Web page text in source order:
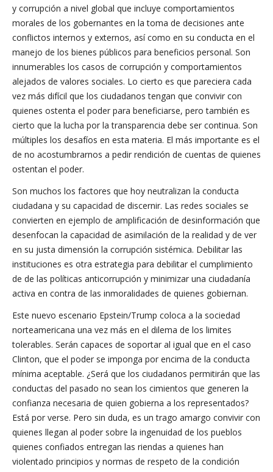
y corrupción a nivel global que incluye comportamientos
morales de los gobernantes en la toma de decisiones ante
conflictos internos y externos, así como en su conducta en el
manejo de los bienes públicos para beneficios personal. Son
innumerables los casos de corrupción y comportamientos
alejados de valores sociales. Lo cierto es que pareciera cada
vez más difícil que los ciudadanos tengan que convivir con
quienes ostenta el poder para beneficiarse, pero también es
cierto que la lucha por la transparencia debe ser continua. Son
múltiples los desafíos en esta materia. El más importante es el
de no acostumbrarnos a pedir rendición de cuentas de quienes
ostentan el poder.
Son muchos los factores que hoy neutralizan la conducta
ciudadana y su capacidad de discernir. Las redes sociales se
convierten en ejemplo de amplificación de desinformación que
desenfocan la capacidad de asimilación de la realidad y de ver
en su justa dimensión la corrupción sistémica. Debilitar las
instituciones es otra estrategia para debilitar el cumplimiento
de de las políticas anticorrupción y minimizar una ciudadanía
activa en contra de las inmoralidades de quienes gobiernan.
Este nuevo escenario Epstein/Trump coloca a la sociedad
norteamericana una vez más en el dilema de los limites
tolerables. Serán capaces de soportar al igual que en el caso
Clinton, que el poder se imponga por encima de la conducta
mínima aceptable. ¿Será que los ciudadanos permitirán que las
conductas del pasado no sean los cimientos que generen la
confianza necesaria de quien gobierna a los representados?
Está por verse. Pero sin duda, es un trago amargo convivir con
quienes llegan al poder sobre la ingenuidad de los pueblos
quienes confiados entregan las riendas a quienes han
violentado principios y normas de respeto de la condición